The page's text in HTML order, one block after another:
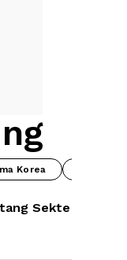
Korea
Sekte